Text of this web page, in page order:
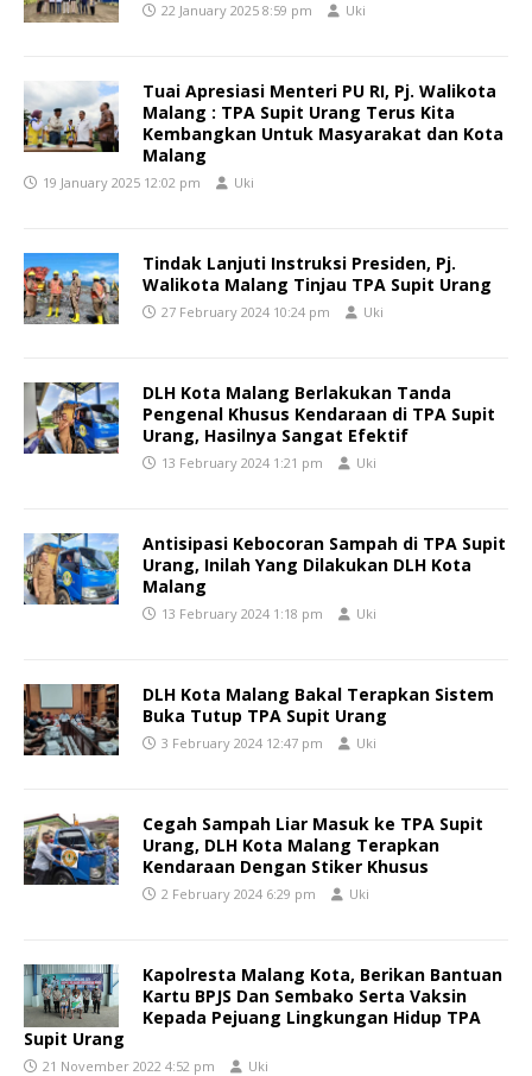
22 January 2025 8:59 pm Uki
Tuai Apresiasi Menteri PU RI, Pj. Walikota
Malang : TPA Supit Urang Terus Kita
Kembangkan Untuk Masyarakat dan Kota
Malang
19 January 2025 12:02 pm Uki
Tindak Lanjuti Instruksi Presiden, Pj.
Walikota Malang Tinjau TPA Supit Urang
27 February 2024 10:24 pm Uki
DLH Kota Malang Berlakukan Tanda
Pengenal Khusus Kendaraan di TPA Supit
Urang, Hasilnya Sangat Efektif
13 February 2024 1:21 pm Uki
Antisipasi Kebocoran Sampah di TPA Supit
Urang, Inilah Yang Dilakukan DLH Kota
Malang
13 February 2024 1:18 pm Uki
DLH Kota Malang Bakal Terapkan Sistem
Buka Tutup TPA Supit Urang
3 February 2024 12:47 pm Uki
Cegah Sampah Liar Masuk ke TPA Supit
Urang, DLH Kota Malang Terapkan
Kendaraan Dengan Stiker Khusus
2 February 2024 6:29 pm Uki
Kapolresta Malang Kota, Berikan Bantuan
Kartu BPJS Dan Sembako Serta Vaksin
Kepada Pejuang Lingkungan Hidup TPA
Supit Urang
21 November 2022 4:52 pm Uki